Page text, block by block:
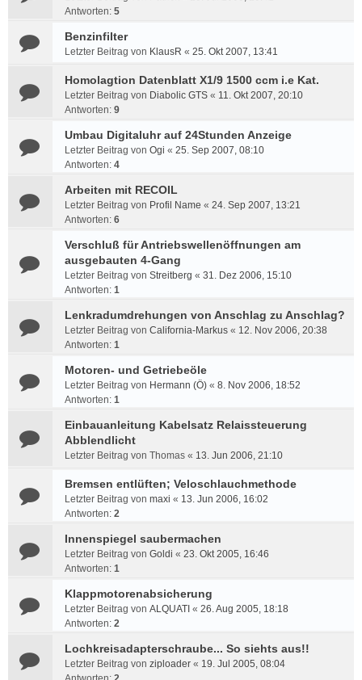
Antworten: 5
Benzinfilter
Letzter Beitrag von KlausR « 25. Okt 2007, 13:41
Homolagtion Datenblatt X1/9 1500 ccm i.e Kat.
Letzter Beitrag von Diabolic GTS « 11. Okt 2007, 20:10
Antworten: 9
Umbau Digitaluhr auf 24Stunden Anzeige
Letzter Beitrag von Ogi « 25. Sep 2007, 08:10
Antworten: 4
Arbeiten mit RECOIL
Letzter Beitrag von Profil Name « 24. Sep 2007, 13:21
Antworten: 6
Verschluß für Antriebswellenöffnungen am
ausgebauten 4-Gang
Letzter Beitrag von Streitberg « 31. Dez 2006, 15:10
Antworten: 1
Lenkradumdrehungen von Anschlag zu Anschlag?
Letzter Beitrag von California-Markus « 12. Nov 2006, 20:38
Antworten: 1
Motoren- und Getriebeöle
Letzter Beitrag von Hermann (Ö) « 8. Nov 2006, 18:52
Antworten: 1
Einbauanleitung Kabelsatz Relaissteuerung
Abblendlicht
Letzter Beitrag von Thomas « 13. Jun 2006, 21:10
Bremsen entlüften; Veloschlauchmethode
Letzter Beitrag von maxi « 13. Jun 2006, 16:02
Antworten: 2
Innenspiegel saubermachen
Letzter Beitrag von Goldi « 23. Okt 2005, 16:46
Antworten: 1
Klappmotorenabsicherung
Letzter Beitrag von ALQUATI « 26. Aug 2005, 18:18
Antworten: 2
Lochkreisadapterschraube... So siehts aus!!
Letzter Beitrag von ziploader « 19. Jul 2005, 08:04